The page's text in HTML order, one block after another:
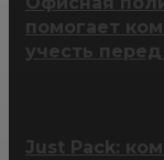
помогает
учесть
Just Pack: